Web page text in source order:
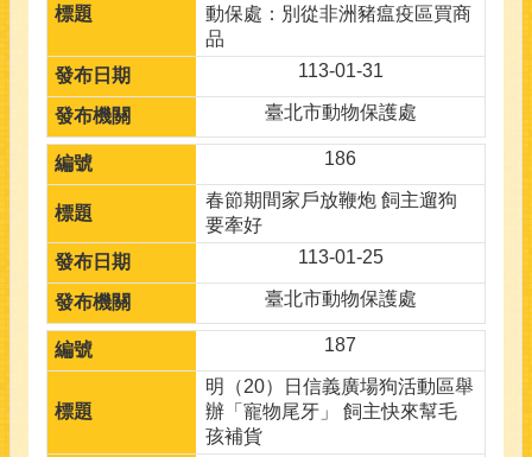
動保處：別從非洲豬瘟疫區買商
品
113-01-31
臺北市動物保護處
186
春節期間家戶放鞭炮 飼主遛狗
要牽好
113-01-25
臺北市動物保護處
187
明（20）日信義廣場狗活動區舉
辦「寵物尾牙」 飼主快來幫毛
孩補貨